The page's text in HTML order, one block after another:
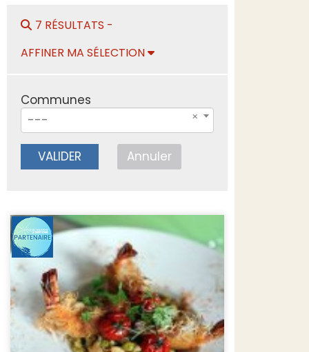
7 RÉSULTATS -
AFFINER MA SÉLECTION
Communes
---
VALIDER Annuler